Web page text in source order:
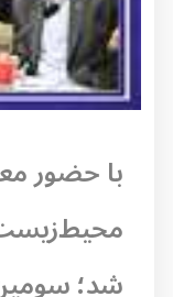
با حضور
محیط‌زیست
شد؛